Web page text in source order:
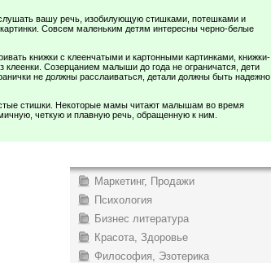
вашу речь, изобилующую стишками, потешками и
Совсем маленьким детям интересны черно-белые
книжки с клеенчатыми и картонными картинками, книжки-
Созерцанием малыши до года не ограничатся, дети
не должны расслаиваться, детали должны быть надежно
стишки. Некоторые мамы читают малышам во время
четкую и плавную речь, обращенную к ним.
Маркетинг, Продажи
Психология
Бизнес литература
Красота, Здоровье
Философия, Эзотерика